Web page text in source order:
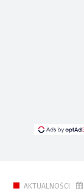
AKTUALNOŚCI